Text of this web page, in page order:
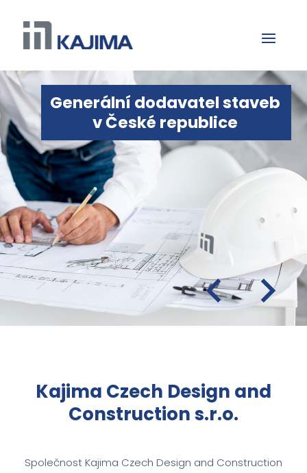
Generální dodavatel staveb
v České republice
Kajima Czech Design and
Construction s.r.o.
Společnost Kajima Czech Design and Construction